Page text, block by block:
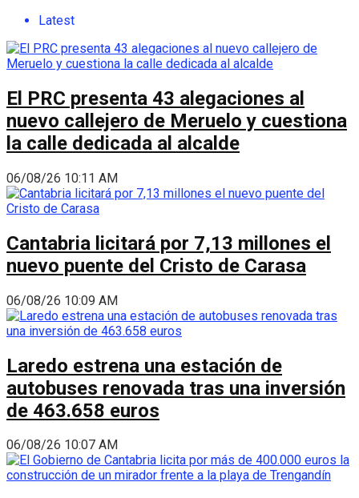
Latest
El PRC presenta 43 alegaciones al
nuevo callejero de Meruelo y cuestiona
la calle dedicada al alcalde
06/08/26 10:11 AM
Cantabria licitará por 7,13 millones el
nuevo puente del Cristo de Carasa
06/08/26 10:09 AM
Laredo estrena una estación de
autobuses renovada tras una inversión
de 463.658 euros
06/08/26 10:07 AM